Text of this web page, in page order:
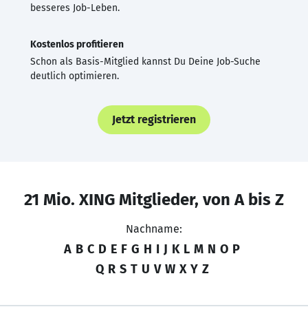
besseres Job-Leben.
Kostenlos profitieren
Schon als Basis-Mitglied kannst Du Deine Job-Suche
deutlich optimieren.
Jetzt registrieren
21 Mio. XING Mitglieder, von A bis Z
Nachname:
A B C D E F G H I J K L M N O P
Q R S T U V W X Y Z